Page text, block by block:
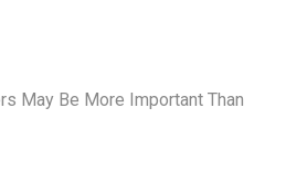
May Be More Important Than